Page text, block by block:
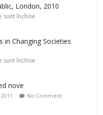
London, 2010
sunt închise
in Changing Societies
sunt închise
nove
No Comment